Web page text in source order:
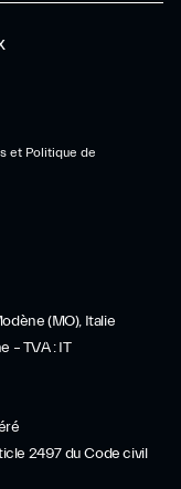
et Politique de
(MO), Italie
– TVA : IT
2497 du Code civil